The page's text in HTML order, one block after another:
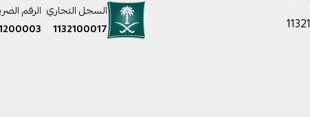
السجل التجاري
1132100017
الرقم